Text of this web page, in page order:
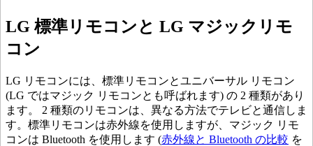
LG 標準リモコンと LG マジックリモ
コン
LG リモコンには、標準リモコンとユニバーサル リモコン
(LG ではマジック リモコンとも呼ばれます) の 2 種類があり
ます。 2 種類のリモコンは、異なる方法でテレビと通信しま
す。標準リモコンは赤外線を使用しますが、マジック リモ
コンは Bluetooth を使用します (赤外線と Bluetooth の比較 を